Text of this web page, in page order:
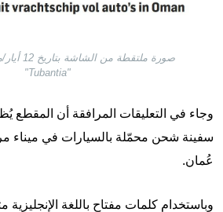
"Tubantia"
وجاء في التعليقات المرافقة أن المقطع
سفينة شحن محمّلة بالسيارات في ميناء
عُمان.
وباستخدام كلمات مفتاح باللغة